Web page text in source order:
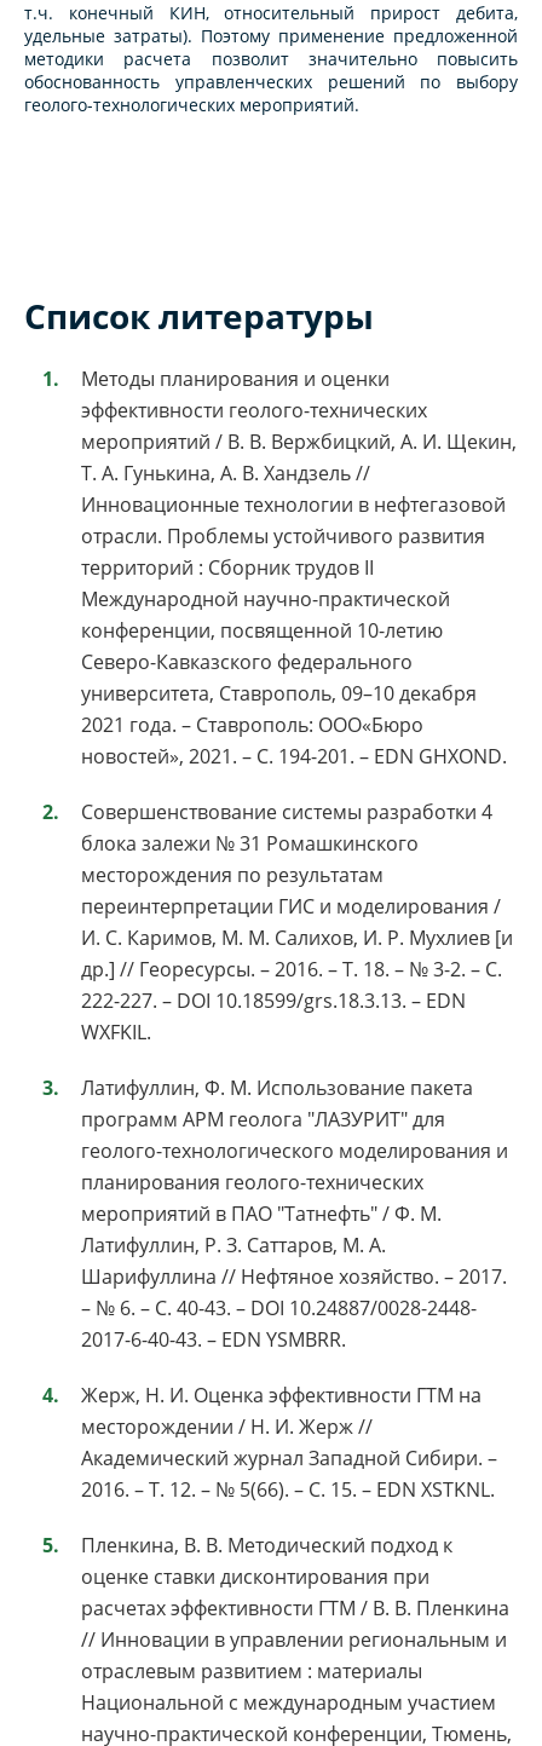
т.ч. конечный КИН, относительный прирост дебита,
удельные затраты). Поэтому применение предложенной
методики расчета позволит значительно повысить
обоснованность управленческих решений по выбору
геолого-технологических мероприятий.
Список литературы
Методы планирования и оценки
эффективности геолого-технических
мероприятий / В. В. Вержбицкий, А. И. Щекин,
Т. А. Гунькина, А. В. Хандзель //
Инновационные технологии в нефтегазовой
отрасли. Проблемы устойчивого развития
территорий : Сборник трудов II
Международной научно-практической
конференции, посвященной 10-летию
Северо-Кавказского федерального
университета, Ставрополь, 09–10 декабря
2021 года. – Ставрополь: ООО«Бюро
новостей», 2021. – С. 194-201. – EDN GHXOND.
Совершенствование системы разработки 4
блока залежи № 31 Ромашкинского
месторождения по результатам
переинтерпретации ГИС и моделирования /
И. С. Каримов, М. М. Салихов, И. Р. Мухлиев [и
др.] // Георесурсы. – 2016. – Т. 18. – № 3-2. – С.
222-227. – DOI 10.18599/grs.18.3.13. – EDN
WXFKIL.
Латифуллин, Ф. М. Использование пакета
программ АРМ геолога "ЛАЗУРИТ" для
геолого-технологического моделирования и
планирования геолого-технических
мероприятий в ПАО "Татнефть" / Ф. М.
Латифуллин, Р. З. Саттаров, М. А.
Шарифуллина // Нефтяное хозяйство. – 2017.
– № 6. – С. 40-43. – DOI 10.24887/0028-2448-
2017-6-40-43. – EDN YSMBRR.
Жерж, Н. И. Оценка эффективности ГТМ на
месторождении / Н. И. Жерж //
Академический журнал Западной Сибири. –
2016. – Т. 12. – № 5(66). – С. 15. – EDN XSTKNL.
Пленкина, В. В. Методический подход к
оценке ставки дисконтирования при
расчетах эффективности ГТМ / В. В. Пленкина
// Инновации в управлении региональным и
отраслевым развитием : материалы
Национальной c международным участием
научно-практической конференции, Тюмень,